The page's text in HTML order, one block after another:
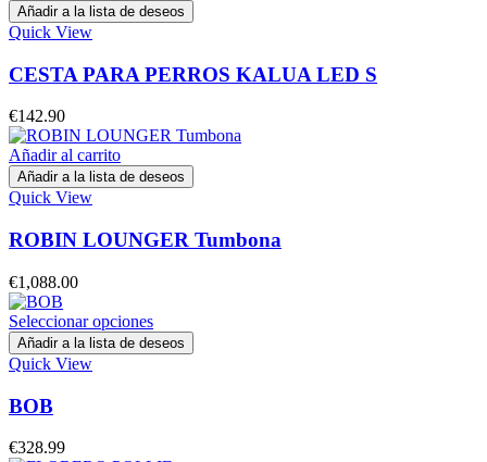
Añadir a la lista de deseos
Quick View
CESTA PARA PERROS KALUA LED S
€142.90
Añadir al carrito
Añadir a la lista de deseos
Quick View
ROBIN LOUNGER Tumbona
€1,088.00
Seleccionar opciones
Añadir a la lista de deseos
Quick View
BOB
€328.99